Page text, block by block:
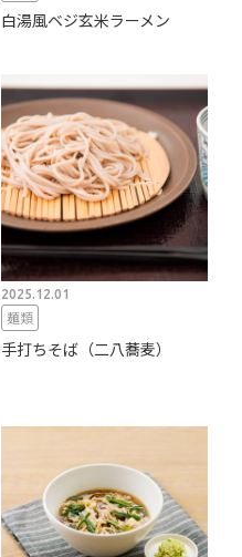
白湯風ベジ玄米ラーメン
2025.12.01
麺類
手打ちそば（二八蕎麦）